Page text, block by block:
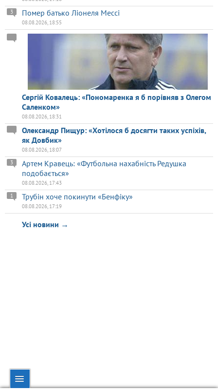
Помер батько Ліонеля Мессі
3
08.08.2026, 18:55
Сергій Ковалець: «Пономаренка я б порівняв з Олегом
Саленком»
08.08.2026, 18:31
Олександр Пищур: «Хотілося б досягти таких успіхів,
як Довбик»
08.08.2026, 18:07
Артем Кравець: «Футбольна нахабність Редушка
подобається»
3
08.08.2026, 17:43
Трубін хоче покинути «Бенфіку»
1
08.08.2026, 17:19
Усі новини →